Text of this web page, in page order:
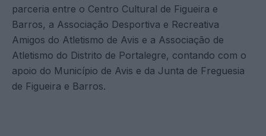
parceria entre o Centro Cultural de Figueira e
Barros, a Associação Desportiva e Recreativa
Amigos do Atletismo de Avis e a Associação de
Atletismo do Distrito de Portalegre, contando com o
apoio do Município de Avis e da Junta de Freguesia
de Figueira e Barros.